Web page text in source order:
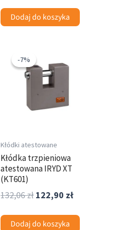
Dodaj do koszyka
-7%
-7%
Kłódki atestowane
Kłódka trzpieniowa
atestowana IRYD XT
(KT601)
132,06zł
cena
wynosiła:
132,06 zł.
122,90 zł
Dodaj do koszyka